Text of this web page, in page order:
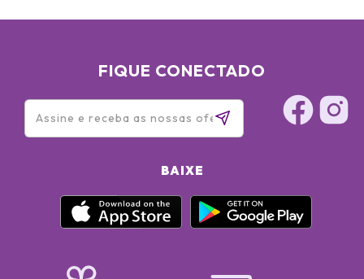
FIQUE CONECTADO
BAIXE